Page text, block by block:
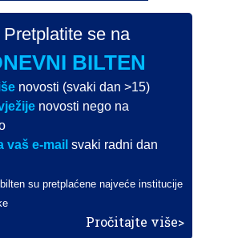
Pretplatite se na
BILTEN
novosti (svaki dan >15)
novosti nego na
vaš e-mail svaki radni dan
su pretplaćene najveće institucije
Pročitajte više>